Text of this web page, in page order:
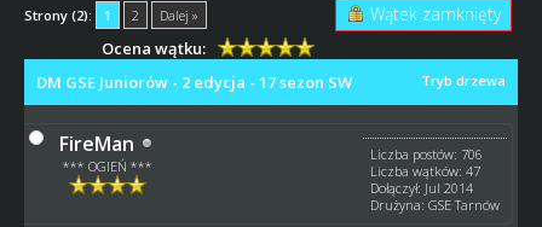
Strony (2): 1 2 Dalej » Wątek zamknięty
Ocena wątku:
Tryb drzewa
DM GSE Juniorów - 2 edycja - 17 sezon SW
FireMan
*** OGIEŃ ***
Liczba postów: 706
Liczba wątków: 47
Dołączył: Jul 2014
Drużyna: GSE Tarnów